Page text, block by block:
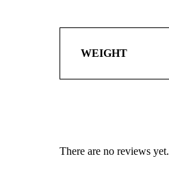
WEIGHT
There are no reviews yet.